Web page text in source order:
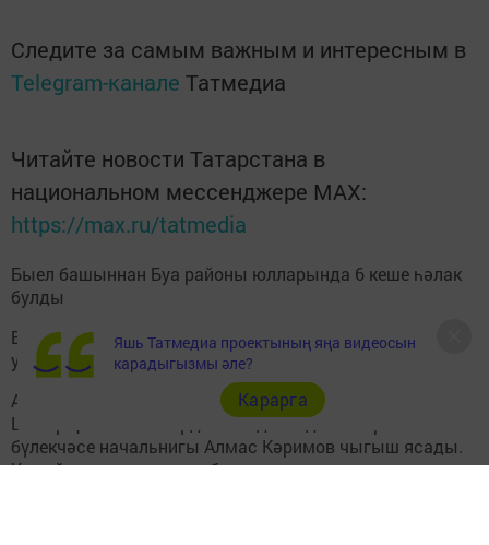
Следите за самым важным и интересным в
Telegram-канале Татмедиа
Читайте новости Татарстана в
национальном мессенджере MАХ:
https://max.ru/tatmedia
Быел башыннан Буа районы юлларында 6 кеше һәлак
булды
Буада юл йөрү кагыйдәләрен саклау буенча киңәшмә
узды.
Аны район башкарма комитеты җитәкчесе Ленар
Шакирҗано алып барды. Төп доклад белән район ГАИ
бүлекчәсе начальнигы Алмас Кәримов чыгыш ясады.
Ул райондагы юлларда булган хәлләр турында
Яшь Татмедиа проектының яңа видеосын
карадыгызмы әле?
Карарга